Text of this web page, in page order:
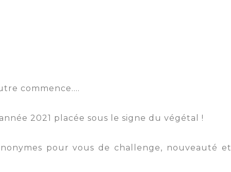
commence….
2021 placée sous le signe du végétal !
pour vous de challenge, nouveauté et